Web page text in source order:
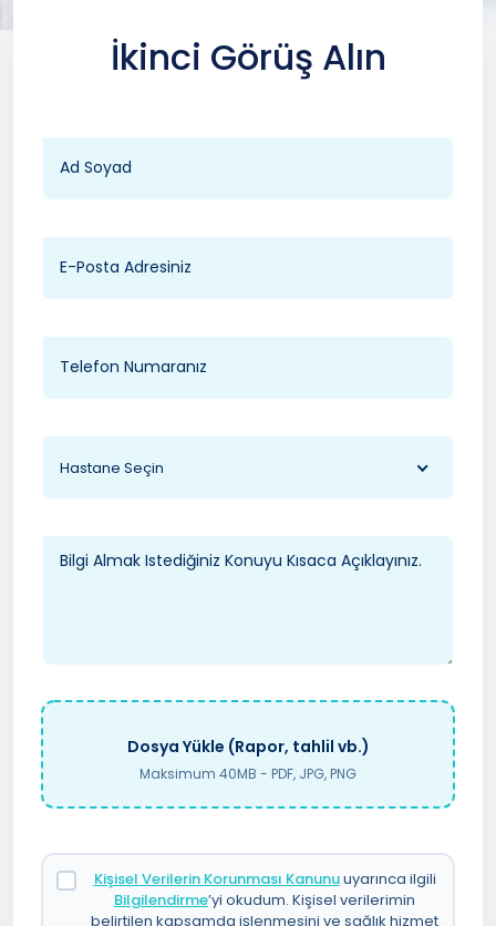
İkinci Görüş Alın
Hastane Seçin
Dosya Yükle (Rapor, tahlil vb.)
Maksimum 40MB - PDF, JPG, PNG
Kişisel Verilerin Korunması Kanunuuyarınca ilgili
Bilgilendirme’yi okudum. Kişisel verilerimin
belirtilen kapsamda işlenmesini ve sağlık hizmet